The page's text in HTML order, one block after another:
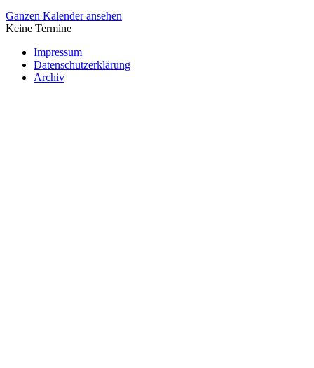
Ganzen Kalender ansehen
Keine Termine
Impressum
Datenschutzerklärung
Archiv